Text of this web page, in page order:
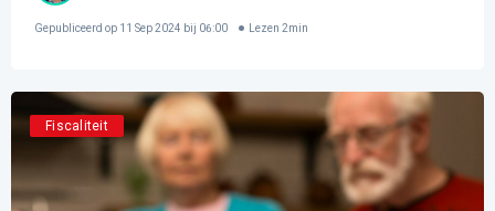
Gepubliceerd op 11 Sep 2024 bij 06:00 Lezen 2min
Fiscaliteit